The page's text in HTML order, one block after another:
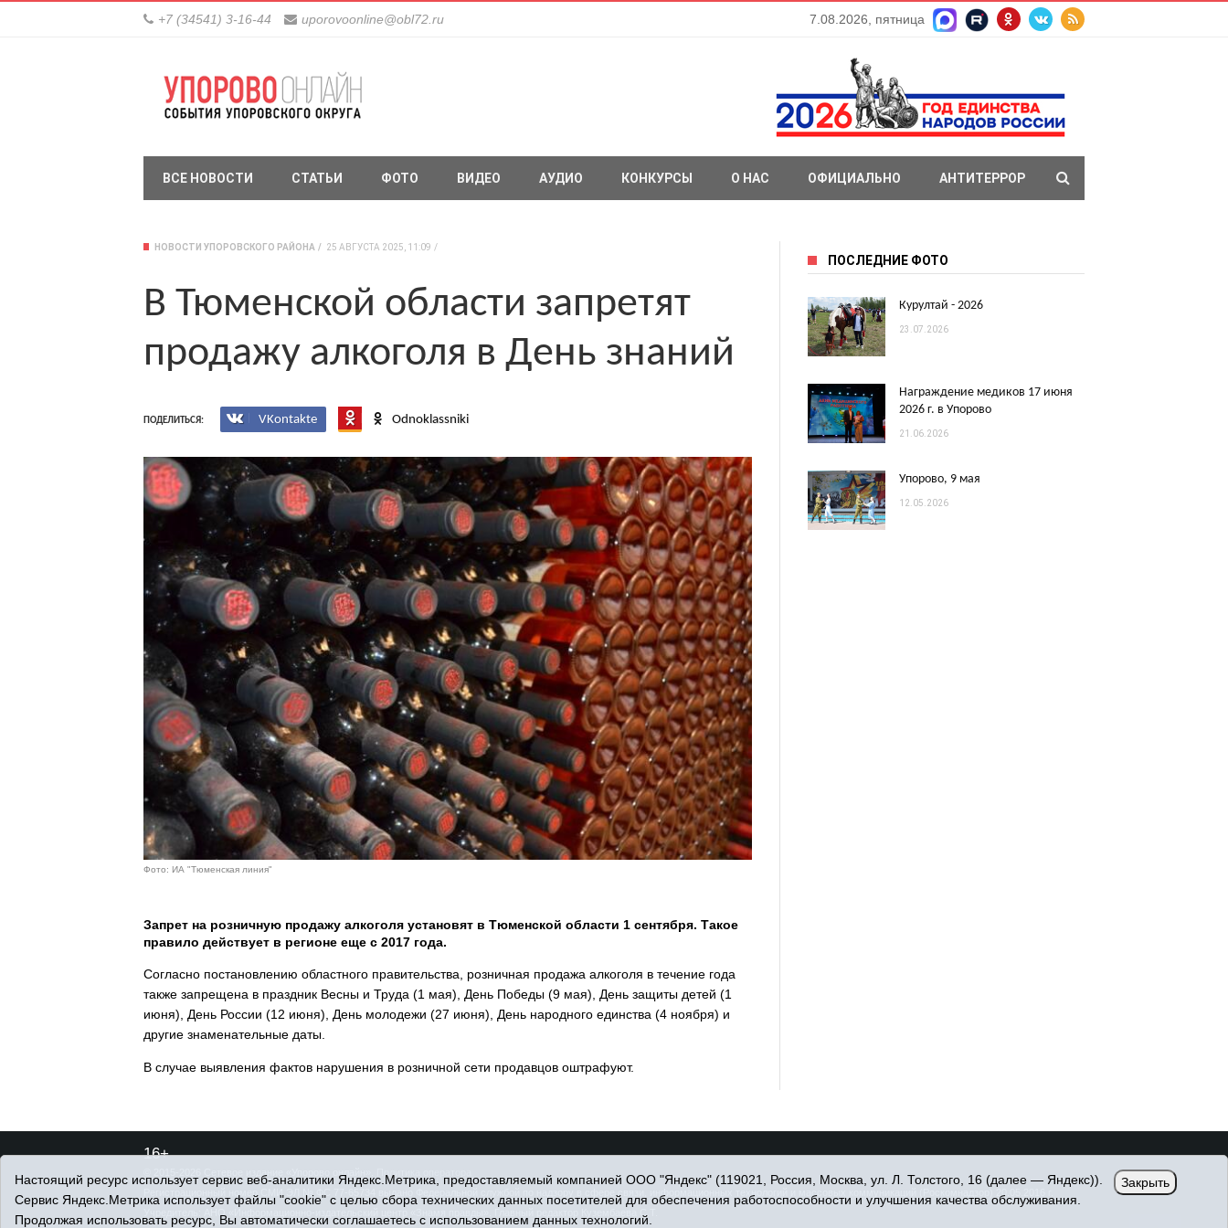
+7 (34541) 3-16-44 uporovoonline@obl72.ru 7.08.2026, пятница
ВСЕ НОВОСТИ СТАТЬИ ФОТО ВИДЕО АУДИО КОНКУРСЫ О НАС ОФИЦИАЛЬНО АНТИТЕРРОР
НОВОСТИ УПОРОВСКОГО РАЙОНА 25 АВГУСТА 2025, 11:09
В Тюменской области запретят
продажу алкоголя в День знаний
ПОДЕЛИТЬСЯ: VKontakte Odnoklassniki
Фото: ИА "Тюменская линия"
Запрет на розничную продажу алкоголя установят в Тюменской области 1 сентября. Такое
правило действует в регионе еще с 2017 года.
Согласно постановлению областного правительства, розничная продажа алкоголя в течение года
также запрещена в праздник Весны и Труда (1 мая), День Победы (9 мая), День защиты детей (1
июня), День России (12 июня), День молодежи (27 июня), День народного единства (4 ноября) и
другие знаменательные даты.
В случае выявления фактов нарушения в розничной сети продавцов оштрафуют.
ПОСЛЕДНИЕ ФОТО
Курултай - 2026
23.07.2026
Награждение медиков 17 июня
2026 г. в Упорово
21.06.2026
Упорово, 9 мая
12.05.2026
16+
Настоящий ресурс использует сервис веб-аналитики Яндекс.Метрика, предоставляемый компанией ООО "Яндекс" (119021, Россия, Москва, ул. Л. Толстого, 16 (далее — Яндекс)).
Сервис Яндекс.Метрика использует файлы "cookie" с целью сбора технических данных посетителей для обеспечения работоспособности и улучшения качества обслуживания.
Продолжая использовать ресурс, Вы автоматически соглашаетесь с использованием данных технологий.
Закрыть